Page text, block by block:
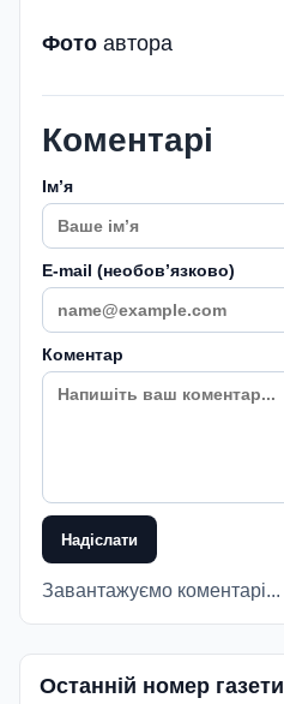
Фото автора
Коментарі
Імʼя
E-mail (необовʼязково)
Коментар
Надіслати
Завантажуємо коментарі...
Останній номер газети